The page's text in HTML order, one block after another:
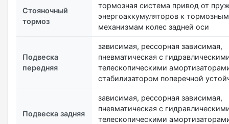
Стояночный
тормоз
тормозная система привод от
энергоаккумуляторов к тормозным
механизмам колес задней оси
Подвеска
передняя
зависимая, рессорная зависимая,
пневматическая с
телескопическими
стабилизатором поперечной
Подвеска задняя
зависимая, рессорная зависимая,
пневматическая с
телескопическими